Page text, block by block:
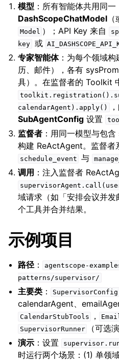
模型 ：所有智能体共用同一
DashScopeChatModel
Model ）；API Key 来自
key 或
专家智能体：为每个领域
历、邮件），各有
具）。在监督者的 Toolkit
calendarAgent).apply()
SubAgentConfig 设置
监督者 ：用同一模型与包
构建 ReActAgent。监督者
schedule_event 与
调用 ：注入监督者
域请求（如「安排会议并
个工具并合并结果。
示例项目
路径 ：
agentscope-
patterns/supervisor/
主要类 ： SupervisorConfig
calendarAgent、
CalendarStubTools ，
SupervisorRunner
（可选
演示 ：设置
时运行两个场景：(1) 单领